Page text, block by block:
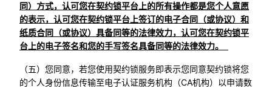
同）方式，认可您在契约锁平台上的所有操作都是您个人意愿
的表示，认可您在契约锁平台上签订的电子合同（或协议）和
纸质合同（或协议）具备同等的法律效力，认可您在契约锁平
台上的电子签名和您的手写签名具备同等的法律效力。
（五）您同意，若您使用契约锁服务即表示您同意契约锁将您
的个人身份信息传输至电子认证服务机构（CA机构）以申请数